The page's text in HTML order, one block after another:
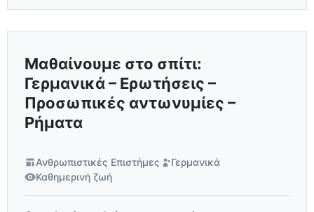
Μαθαίνουμε στο σπίτι:
Γερμανικά – Ερωτήσεις –
Προσωπικές αντωνυμίες –
Ρήματα
Ανθρωπιστικές Επιστήμες
Γερμανικά
Καθημερινή ζωή